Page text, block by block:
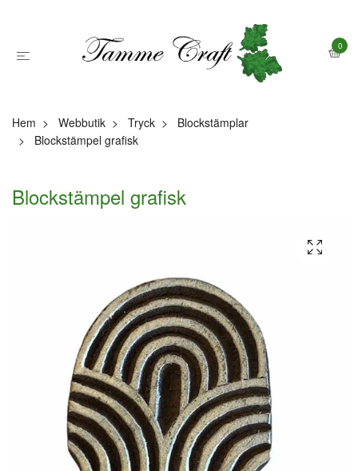
0
Hem Webbutik Tryck
Blockstämplar
Blockstämpel grafisk
Blockstämpel grafisk